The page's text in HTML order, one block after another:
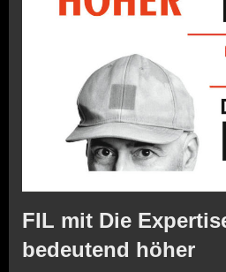
FIL mit Die
bedeutend höher